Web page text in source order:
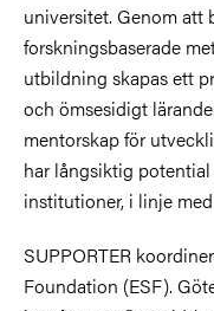
universitet. Genom att
forskningsbaserade
utbildning skapas ett
och ömsesidigt
mentorskap för
har långsiktig
institutioner, i linje
SUPPORTER
Foundation (ESF).